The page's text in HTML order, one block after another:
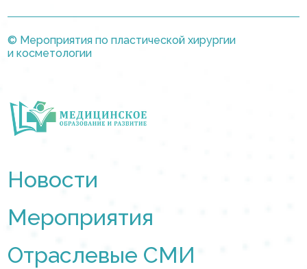
© Мероприятия по пластической хирургии
и косметологии
Новости
Мероприятия
Отраслевые СМИ